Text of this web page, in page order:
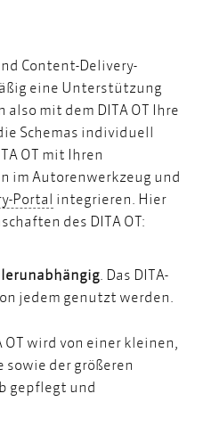
Content-Delivery-
eine Unterstützung
also mit dem DITA OT Ihre
Schemas individuell
OT mit Ihren
im Autorenwerkzeug und
Portal Content-Delivery-
integrieren. Hier
des DITA OT:
. Das DITA-
jedem genutzt werden.
OT wird von einer kleinen,
der größeren
gepflegt und